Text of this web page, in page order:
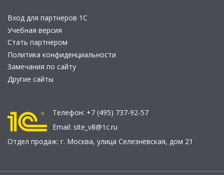
Вход для партнеров 1С
Учебная версия
Стать партнером
Политика конфиденциальности
Замечания по сайту
Другие сайты
Телефон: +7 (495) 737-92-57
Email: site_v8@1c.ru
Отдел продаж: г. Москва, улица Селезнёвская, дом 21